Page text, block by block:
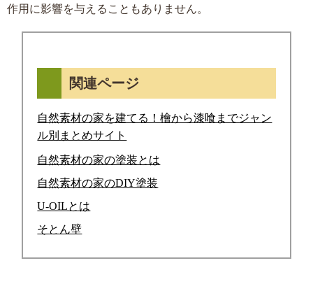
作用に影響を与えることもありません。
関連ページ
自然素材の家を建てる！檜から漆喰までジャン
ル別まとめサイト
自然素材の家の塗装とは
自然素材の家のDIY塗装
U-OILとは
そとん壁